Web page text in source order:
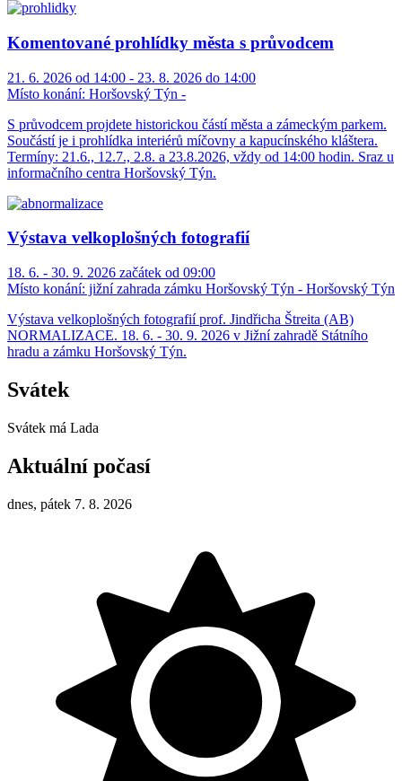
Komentované prohlídky města s průvodcem
21. 6. 2026 od 14:00 - 23. 8. 2026 do 14:00
Místo konání: Horšovský Týn -
S průvodcem projdete historickou částí města a zámeckým parkem.
Součástí je i prohlídka interiérů míčovny a kapucínského kláštera.
Termíny: 21.6., 12.7., 2.8. a 23.8.2026, vždy od 14:00 hodin. Sraz u
informačního centra Horšovský Týn.
Výstava velkoplošných fotografií
18. 6. - 30. 9. 2026 začátek od 09:00
Místo konání: jižní zahrada zámku Horšovský Týn - Horšovský Týn
Výstava velkoplošných fotografií prof. Jindřicha Štreita (AB)
NORMALIZACE. 18. 6. - 30. 9. 2026 v Jižní zahradě Státního
hradu a zámku Horšovský Týn.
Svátek
Svátek má Lada
Aktuální počasí
dnes, pátek 7. 8. 2026